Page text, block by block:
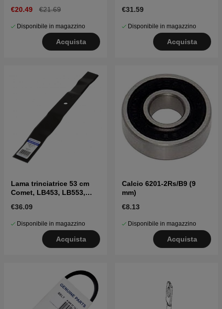
€20.49
€21.69
Disponibile in magazzino
Acquista
€31.59
Disponibile in magazzino
Acquista
Lama trinciatrice 53 cm
Comet, LB453, LB553,
€36.09
Disponibile in magazzino
Acquista
Calcio 6201-2Rs/B9 (9
mm)
€8.13
Disponibile in magazzino
Acquista